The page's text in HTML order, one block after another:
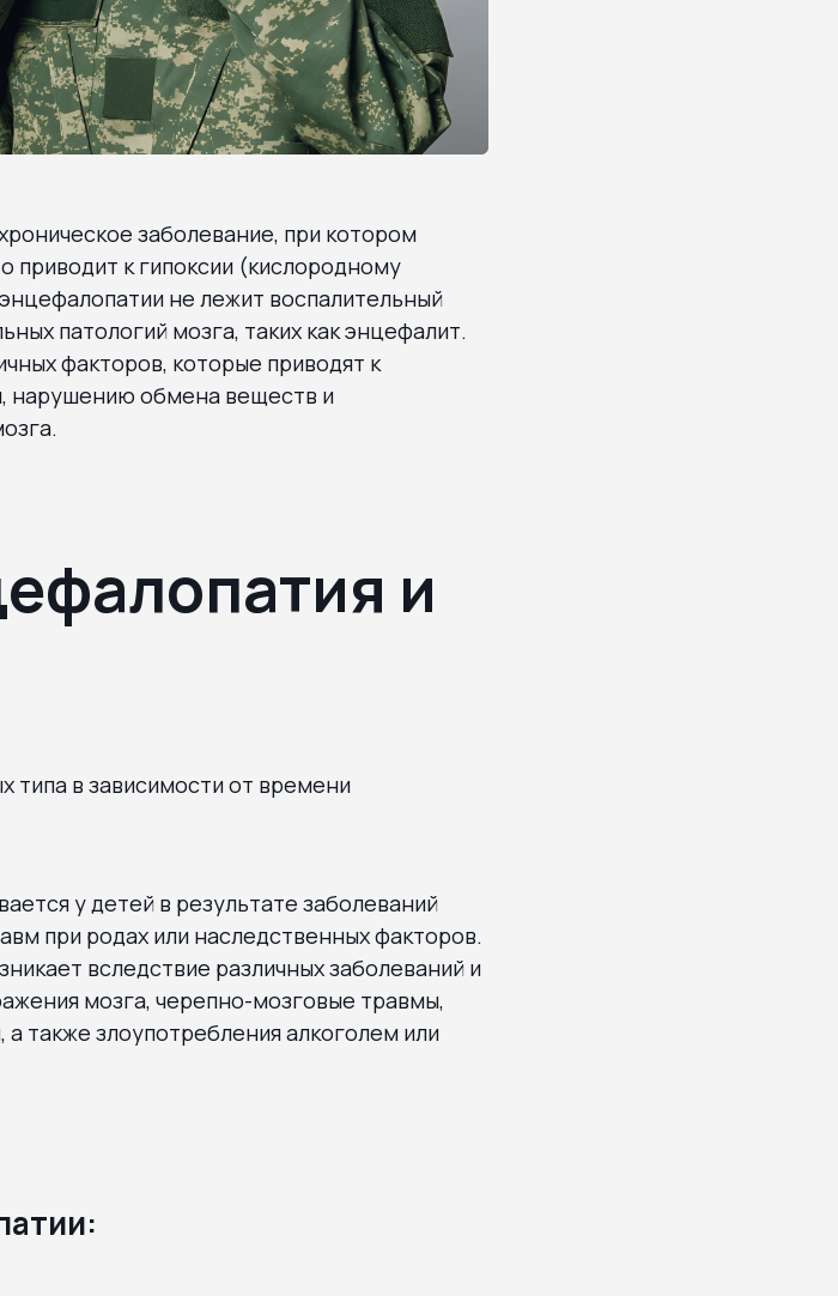
заболевание, при котором
приводит к гипоксии (кислородному
не лежит воспалительный
патологий мозга, таких как энцефалит.
факторов, которые приводят к
нарушению обмена веществ и
и
типа в зависимости от времени
у детей в результате заболеваний
при родах или наследственных факторов.
вследствие различных заболеваний и
мозга, черепно-мозговые травмы,
также злоупотребления алкоголем или